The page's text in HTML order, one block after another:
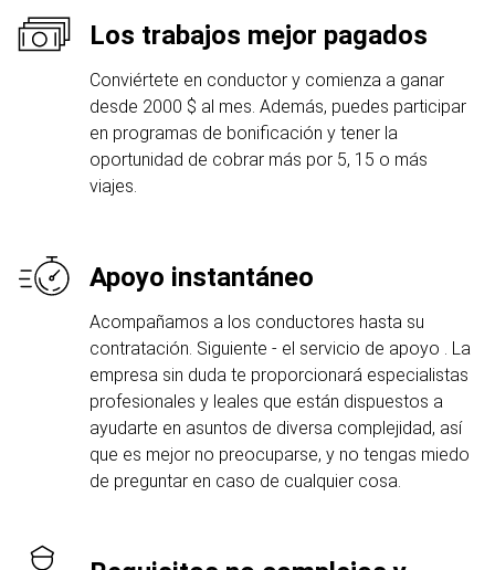
Los trabajos mejor pagados
Conviértete en conductor y comienza a ganar
desde 2000 $ al mes. Además, puedes participar
en programas de bonificación y tener la
oportunidad de cobrar más por 5, 15 o más
viajes.
Apoyo instantáneo
Acompañamos a los conductores hasta su
contratación. Siguiente - el servicio de apoyo . La
empresa sin duda te proporcionará especialistas
profesionales y leales que están dispuestos a
ayudarte en asuntos de diversa complejidad, así
que es mejor no preocuparse, y no tengas miedo
de preguntar en caso de cualquier cosa.